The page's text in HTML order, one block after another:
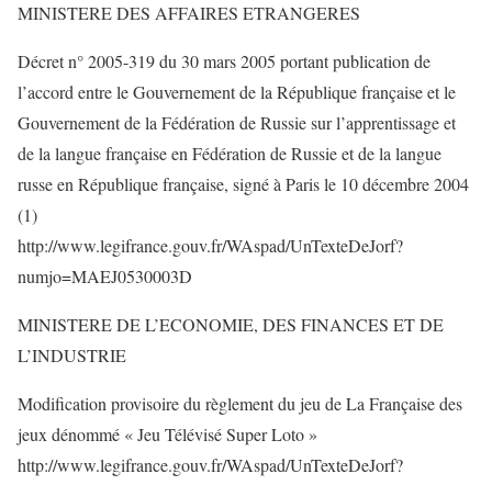
MINISTERE DES AFFAIRES ETRANGERES
Décret n° 2005-319 du 30 mars 2005 portant publication de
l’accord entre le Gouvernement de la République française et le
Gouvernement de la Fédération de Russie sur l’apprentissage et
de la langue française en Fédération de Russie et de la langue
russe en République française, signé à Paris le 10 décembre 2004
(1)
http://www.legifrance.gouv.fr/WAspad/UnTexteDeJorf?
numjo=MAEJ0530003D
MINISTERE DE L’ECONOMIE, DES FINANCES ET DE
L’INDUSTRIE
Modification provisoire du règlement du jeu de La Française des
jeux dénommé « Jeu Télévisé Super Loto »
http://www.legifrance.gouv.fr/WAspad/UnTexteDeJorf?